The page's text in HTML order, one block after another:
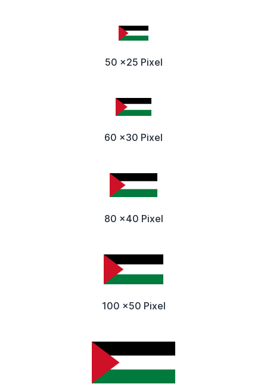
50 x25 Pixel
60 x30 Pixel
80 x40 Pixel
100 x50 Pixel